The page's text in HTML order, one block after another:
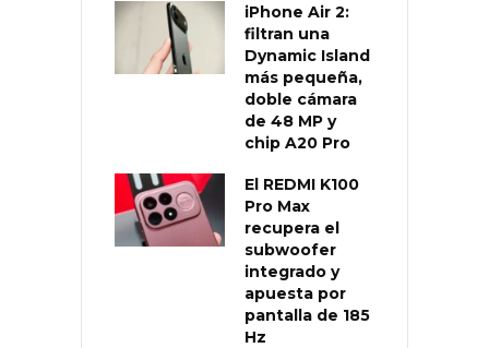
iPhone Air 2:
filtran una
Dynamic Island
más pequeña,
doble cámara
de 48 MP y
chip A20 Pro
El REDMI K100
Pro Max
recupera el
subwoofer
integrado y
apuesta por
pantalla de 185
Hz